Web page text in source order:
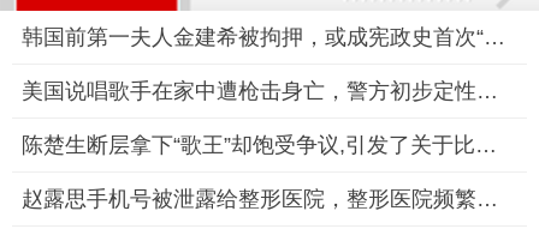
韩国前第一夫人金建希被拘押，或成宪政史首次“总统夫妇同囚”
美国说唱歌手在家中遭枪击身亡，警方初步定性为凶杀案
陈楚生断层拿下“歌王”却饱受争议,引发了关于比赛公平性与音乐
赵露思手机号被泄露给整形医院，整形医院频繁骚扰，引发公众关注